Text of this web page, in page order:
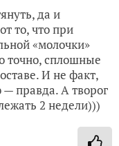
да и
то, что при
«молочки»
точно, сплошные
И не факт,
правда. А творог
2 недели)))